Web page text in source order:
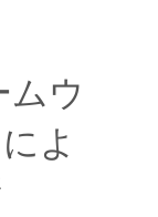
ウ
よ